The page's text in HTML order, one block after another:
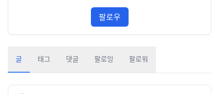
팔로우
글 태그 댓글 팔로잉 팔로워